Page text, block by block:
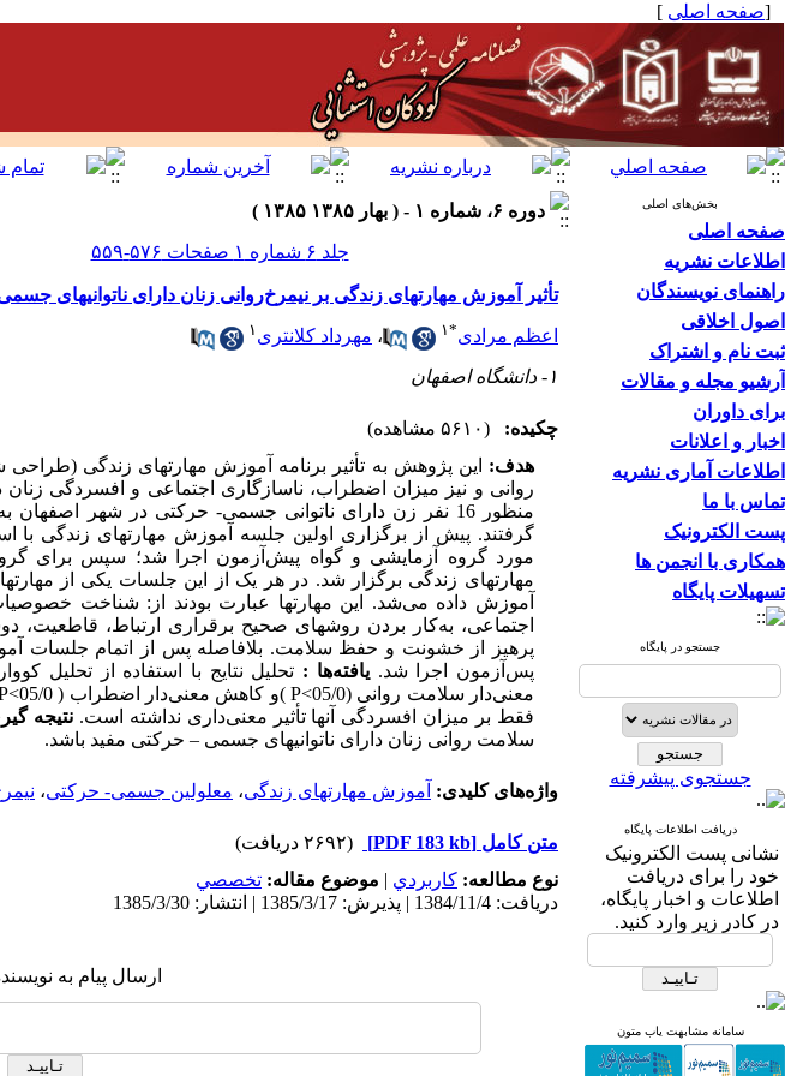
[صفحه اصلی ]
بخش‌های اصلی
صفحه اصلی
اطلاعات نشریه
راهنمای نویسندگان
اصول اخلاقی
ثبت نام و اشتراک
آرشیو مجله و مقالات
برای داوران
اخبار و اعلانات
اطلاعات آماری نشریه
تماس با ما
پست الکترونیک
همکاری با انجمن ها
تسهیلات پایگاه
جستجو در پایگاه
جستجوی پیشرفته
دریافت اطلاعات پایگاه
نشانی پست الکترونیک
خود را برای دریافت
اطلاعات و اخبار پایگاه،
در کادر زیر وارد کنید.
سامانه مشابهت یاب متون
دوره ۶، شماره ۱ - ( بهار ۱۳۸۵ ۱۳۸۵ )
جلد ۶ شماره ۱ صفحات ۵۷۶-۵۵۹
تأثیر آموزش مهارتهای زندگی بر نیمرخ‌روانی زنان دارای ناتوانیهای
اعظم مرادی*۱ ، مهرداد کلانتری ۱
۱- دانشگاه اصفهان
چکیده:
(۵۶۱۰ مشاهده)
هدف:
روانی و نیز میزان اضطراب، ناسازگاری اجتماعی و افسردگی
منظور 16 نفر زن دارای ناتوانی جسمی- حرکتی در شهر
گرفتند. پیش از برگزاری اولین جلسه آموزش مهارتهای زندگی با
مهارتهای زندگی برگزار شد. در هر یک از این جلسات یکی از
آموزش داده می‌شد. این مهارتها عبارت‌ بودند از: شناخت
اجتماعی، به‌کار بردن روشهای صحیح برقراری ارتباط، قاطعیت،
پرهیز از خشونت و حفظ سلامت. بلافاصله پس از اتمام جلسات
پس‌آزمون اجرا شد.یافتهها : تحلیل نتایج با استفاده از تحلیل
معنی‌دار سلامت روانی (05/0>
P )و کاهش معنی‌دار اضطراب ( 05/0>
فقط بر میزان افسردگی آنها تأثیر معنی‌داری نداشته است. نتیجه
سلامت روانی زنان دارای ناتوانیهای جسمی – حرکتی مفید باشد.
واژه‌های کلیدی: آموزش مهارتهای زندگی، معلولین جسمی- حرکتی،
متن کامل [PDF 183 kb]
(۲۶۹۲ دریافت)
نوع مطالعه: كاربردي | موضوع مقاله: تخصصي
دریافت: 1384/11/4 | پذیرش: 1385/3/17 | انتشار: 1385/3/30
ارسال پیام به